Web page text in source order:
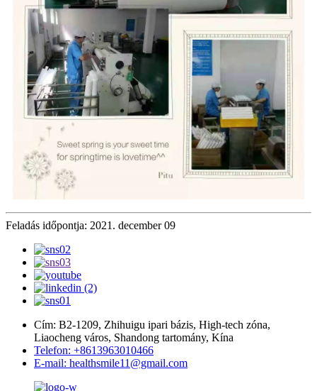
Feladás időpontja: 2021. december 09
Cím: B2-1209, Zhihuigu ipari bázis, High-tech zóna,
Liaocheng város, Shandong tartomány, Kína
Telefon: +8613963010466
E-mail: healthsmile11@gmail.com